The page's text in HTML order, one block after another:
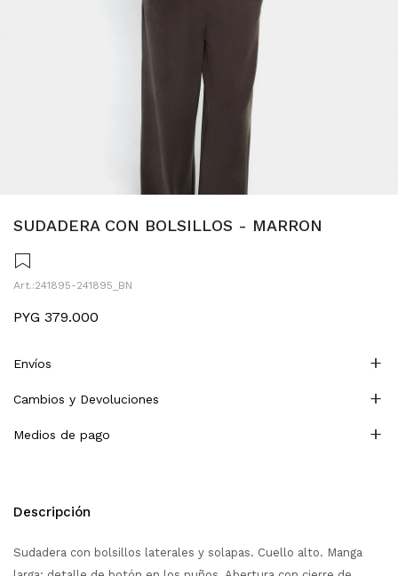
SUDADERA CON BOLSILLOS - MARRON
241895-241895_BN
PYG 379.000
Envíos
Cambios y Devoluciones
Medios de pago
Descripción
Sudadera con bolsillos laterales y solapas. Cuello alto. Manga